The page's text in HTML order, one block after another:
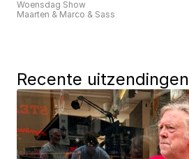
Woensdag Show
Maarten & Marco & Sass
Recente uitzendingen